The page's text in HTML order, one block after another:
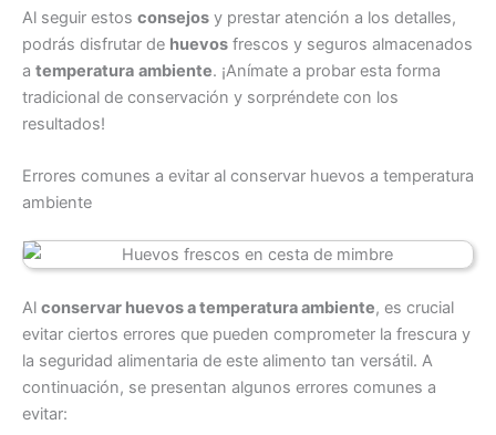
Al seguir estos consejos y prestar atención a los detalles,
podrás disfrutar de huevos frescos y seguros almacenados
a temperatura ambiente. ¡Anímate a probar esta forma
tradicional de conservación y sorpréndete con los
resultados!
Errores comunes a evitar al conservar huevos a temperatura
ambiente
Al conservar huevos a temperatura ambiente, es crucial
evitar ciertos errores que pueden comprometer la frescura y
la seguridad alimentaria de este alimento tan versátil. A
continuación, se presentan algunos errores comunes a
evitar: